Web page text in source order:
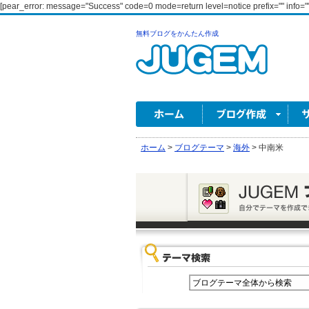
[pear_error: message="Success" code=0 mode=return level=notice prefix=""
無料ブログをかんたん作成
ホーム > ブログテーマ > 海外 > 中南米